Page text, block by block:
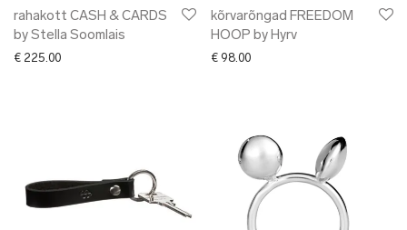
rahakott CASH & CARDS
by Stella Soomlais
€ 225.00
kõrvarõngad FREEDOM
HOOP by Hyrv
€ 98.00